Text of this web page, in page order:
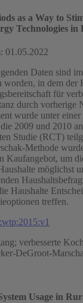
as a Way to
Technologies in
: 01.05.2022
Daten sind
worden, in dem der
für
durch vorherige
wurde unter
2009 und 2010
Studie (RCT)
Methode
Kaufangebot, um
möglichst
Haushalte
treffen.
verbesserte
DeGroot-
Usage in